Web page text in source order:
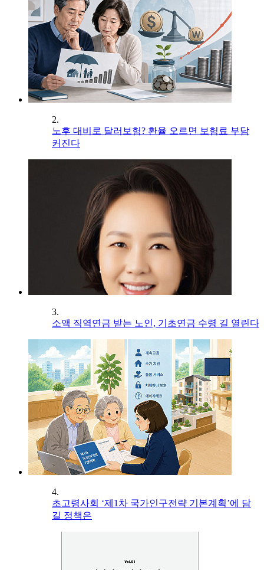
2.
노후 대비로 달러보험? 환율 오르면 보험료 부담
커진다
3.
소액 직역연금 받는 노인, 기초연금 수령 길 열린다
4.
초고령사회 ‘제1차 국가인구전략 기본계획’에 담
길 정책은